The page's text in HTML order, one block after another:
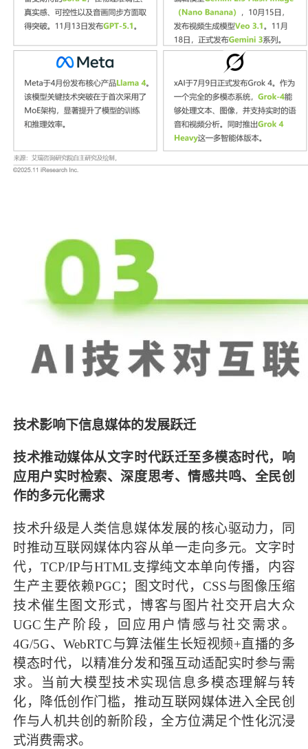
技术影响下信息媒体的发展跃迁
技术推动媒体从文字时代跃迁至多模态时代，响
应用户实时检索、深度思考、情感共鸣、全民创
作的多元化需求
技术升级是人类信息媒体发展的核心驱动力，同
时推动互联网媒体内容从单一走向多元。文字时
代，TCP/IP与HTML支撑纯文本单向传播，内容
生产主要依赖PGC；图文时代，CSS与图像压缩
技术催生图文形式，博客与图片社交开启大众
UGC生产阶段，回应用户情感与社交需求。
4G/5G、WebRTC与算法催生长短视频+直播的多
模态时代，以精准分发和强互动适配实时参与需
求。当前大模型技术实现信息多模态理解与转
化，降低创作门槛，推动互联网媒体进入全民创
作与人机共创的新阶段，全方位满足个性化沉浸
式消费需求。